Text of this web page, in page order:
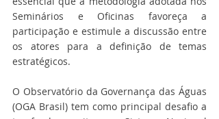
Seminários e Oficinas favoreça a
participação e estimule a discussão entre
os atores para a definição de temas
estratégicos.
O Observatório da Governança das Águas
(OGA Brasil) tem como principal desafio a